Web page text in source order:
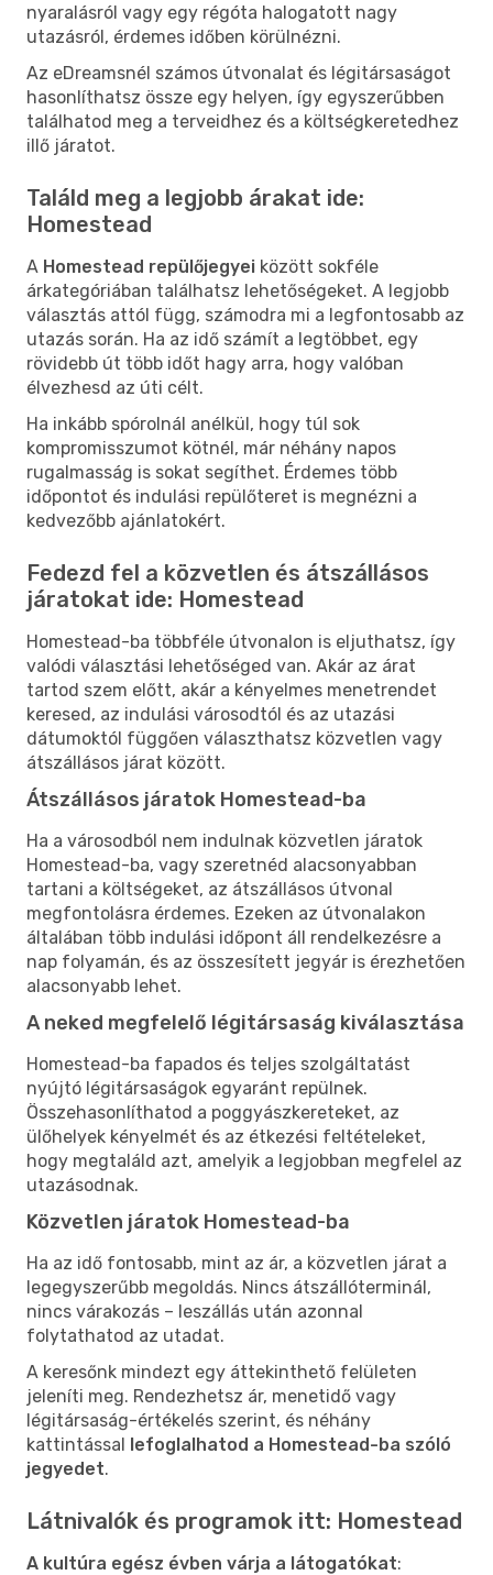
nyaralásról vagy egy régóta halogatott nagy
utazásról, érdemes időben körülnézni.
Az eDreamsnél számos útvonalat és légitársaságot
hasonlíthatsz össze egy helyen, így egyszerűbben
találhatod meg a terveidhez és a költségkeretedhez
illő járatot.
Találd meg a legjobb árakat ide:
Homestead
A Homestead repülőjegyei között sokféle
árkategóriában találhatsz lehetőségeket. A legjobb
választás attól függ, számodra mi a legfontosabb az
utazás során. Ha az idő számít a legtöbbet, egy
rövidebb út több időt hagy arra, hogy valóban
élvezhesd az úti célt.
Ha inkább spórolnál anélkül, hogy túl sok
kompromisszumot kötnél, már néhány napos
rugalmasság is sokat segíthet. Érdemes több
időpontot és indulási repülőteret is megnézni a
kedvezőbb ajánlatokért.
Fedezd fel a közvetlen és átszállásos
járatokat ide: Homestead
Homestead-ba többféle útvonalon is eljuthatsz, így
valódi választási lehetőséged van. Akár az árat
tartod szem előtt, akár a kényelmes menetrendet
keresed, az indulási városodtól és az utazási
dátumoktól függően választhatsz közvetlen vagy
átszállásos járat között.
Átszállásos járatok Homestead-ba
Ha a városodból nem indulnak közvetlen járatok
Homestead-ba, vagy szeretnéd alacsonyabban
tartani a költségeket, az átszállásos útvonal
megfontolásra érdemes. Ezeken az útvonalakon
általában több indulási időpont áll rendelkezésre a
nap folyamán, és az összesített jegyár is érezhetően
alacsonyabb lehet.
A neked megfelelő légitársaság kiválasztása
Homestead-ba fapados és teljes szolgáltatást
nyújtó légitársaságok egyaránt repülnek.
Összehasonlíthatod a poggyászkereteket, az
ülőhelyek kényelmét és az étkezési feltételeket,
hogy megtaláld azt, amelyik a legjobban megfelel az
utazásodnak.
Közvetlen járatok Homestead-ba
Ha az idő fontosabb, mint az ár, a közvetlen járat a
legegyszerűbb megoldás. Nincs átszállóterminál,
nincs várakozás – leszállás után azonnal
folytathatod az utadat.
A keresőnk mindezt egy áttekinthető felületen
jeleníti meg. Rendezhetsz ár, menetidő vagy
légitársaság-értékelés szerint, és néhány
kattintással lefoglalhatod a Homestead-ba szóló
jegyedet.
Látnivalók és programok itt: Homestead
A kultúra egész évben várja a látogatókat: